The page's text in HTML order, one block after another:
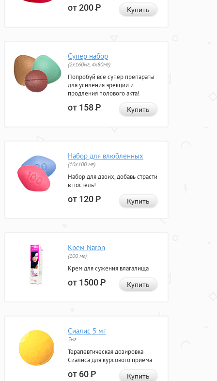
от 200Р Купить
Супер набор
(2х160мг, 4х80мг)
Попробуй все супер препараты
для усиления эрекции и
продления полового акта!
от 158Р Купить
Набор для влюбленных
(10х100 мг)
Набор для двоих, добавь страсти
в постель!
от 120Р Купить
Крем Naron
(100 мг)
Крем для сужения влагалища
от 1500Р Купить
Сиалис 5 мг
5мг
Терапевтическая дозировка
Сиалиса для курсового приема
от 60Р Купить